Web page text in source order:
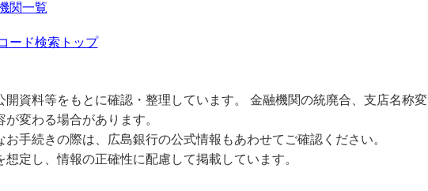
関一覧
ード検索トップ
開資料等をもとに確認・整理しています。 金融機関の統廃合、支店名称変
変わる場合があります。
手続きの際は、広島銀行の公式情報もあわせてご確認ください。
定し、情報の正確性に配慮して掲載しています。